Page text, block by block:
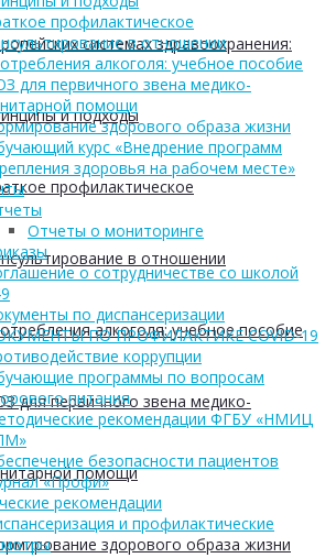
системах здравоохранения:
и подходы
профилактическое
в отношении
алкоголя: учебное пособие
для первичного звена медико-
помощи
здорового образа жизни
профилактическое
в отношении
алкоголя: учебное пособие
для первичного звена медико-
помощи
здорового образа жизни
курс «Внедрение программ
здоровья на рабочем месте»
Отчеты о мониторинге
о сотрудничестве со школой
по диспансеризации
ПО ПРОФИЛАКТИКЕ COVID-19
коррупции
программы по вопросам
питания
рекомендации ФГБУ «НМИЦ
безопасности пациентов
«Профи»
рекомендации
и профилактические